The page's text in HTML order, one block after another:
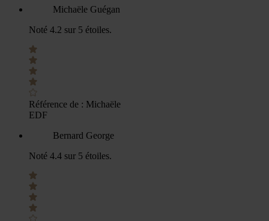
Michaële Guégan
Noté 4.2 sur 5 étoiles.
Référence de : Michaële
EDF
Bernard George
Noté 4.4 sur 5 étoiles.